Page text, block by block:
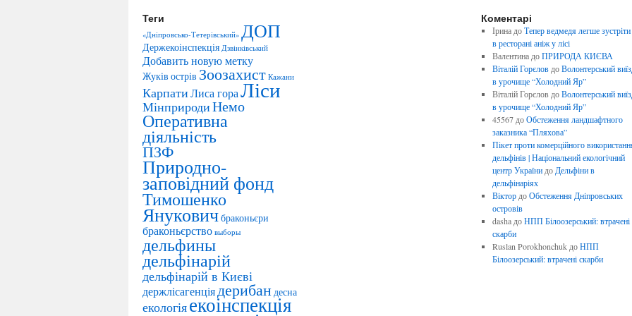
Теги
«Дніпровсько-Тетерівський» ДОП
Держекоінспекція Дзвінківський
Добавить новую метку
Жуків острів Зоозахист Кажани
КарпатиЛиса гораЛіси
МінприродиНемо
Оперативна
діяльність
ПЗФ
Природно-
заповідний фонд
Тимошенко
Януковичбраконьєри
браконьєрство выборы
дельфины
дельфінарій
дельфінарій в Києві
держлісагенціядерибандесна
екологіяекоінспекція
Коментарі
ІринадоТепер ведмедя легше зустріти
в ресторані аніж у лісі
ВалентинадоПРИРОДА КИЄВА
Віталій ГорєловдоВолонтерський
в урочище “Холодний Яр”
Віталій ГорєловдоВолонтерський
в урочище “Холодний Яр”
45567доОбстеження ландшафтного
заказника “Пляхова”
Пікет проти комерційного
дельфінів | Національний екологічний
центр Українидо Дельфіни в
дельфінаріях
ВіктордоОбстеження Дніпровських
островів
dashaдоНПП Білоозерський: втрачені
скарби
Ruslan PorokhonchukдоНПП
Білоозерський: втрачені скарби